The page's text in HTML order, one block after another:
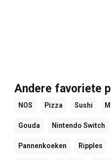
Andere favoriete
NOS Pizza Sushi
Gouda Nintendo Switch
Pannenkoeken Ripples